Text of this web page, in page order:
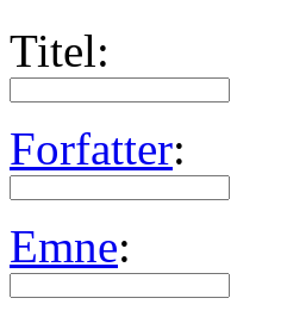
Titel:
Forfatter:
Emne: